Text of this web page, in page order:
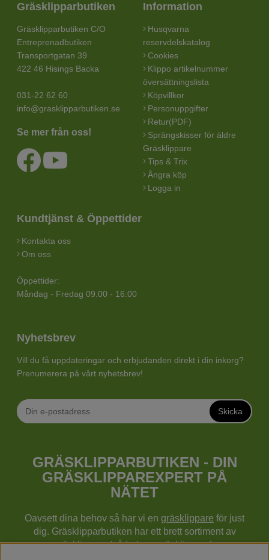
Gräsklipparbutiken
Gräsklipparbutiken C/O
Entreprenadbutiken
Transportgatan 39
422 46 Hisings Backa
031-22 62 60
info@grasklipparbutiken.se
Se mer från oss!
Information
Husqvarna
reservdelskatalog
Cookies
Klippo artikelnummer
översättningslista
Köpvillkor
Personuppgifter
Retur(PDF)
Sprängskisser för äldre
Gräsklippare
Tips & Trix
Ångra köp
Logga in
Kundtjänst & Öppettider
Kontakta oss
Om oss
Öppettider:
Måndag - Fredag 09.00 - 16:00
Nyhetsbrev
Vill du få uppdateringar och erbjudanden direkt i din inkorg?
Prenumerera på vårt nyhetsbrev!
Skicka
GRÄSKLIPPARBUTIKEN - DIN
GRÄSKLIPPAREXPERT PÅ
NÄTET
Oavsett dina behov så har vi en gräsklippare för just
dig. Gräsklipparbutiken har ett brett sortiment av
gräsklippare (gå bakom gräsklippare),